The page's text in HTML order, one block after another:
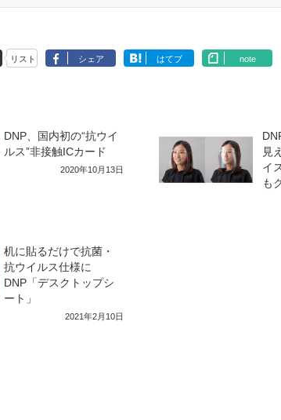
リスト シェア はてブ note
DNP、国内初の“抗ウイ
ルス”非接触ICカード
2020年10月13日
見
イ
も
机に貼るだけで抗菌・
抗ウイルス仕様に
DNP「デスクトップシ
ート」
2021年2月10日